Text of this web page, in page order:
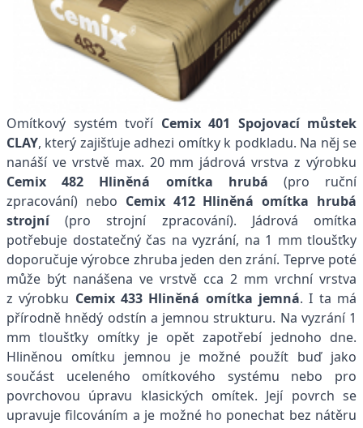
Omítkový systém tvoří Cemix 401 Spojovací můstek
CLAY, který zajišťuje adhezi omítky k podkladu. Na něj se
nanáší ve vrstvě max. 20 mm jádrová vrstva z výrobku
Cemix 482 Hliněná omítka hrubá (pro ruční
zpracování) nebo Cemix 412 Hliněná omítka hrubá
strojní(pro strojní zpracování). Jádrová omítka
potřebuje dostatečný čas na vyzrání, na 1 mm tloušťky
doporučuje výrobce zhruba jeden den zrání. Teprve poté
může být nanášena ve vrstvě cca 2 mm vrchní vrstva
z výrobku Cemix 433 Hliněná omítka jemná. I ta má
přírodně hnědý odstín a jemnou strukturu. Na vyzrání 1
mm tloušťky omítky je opět zapotřebí jednoho dne.
Hliněnou omítku jemnou je možné použít buď jako
součást uceleného omítkového systému nebo pro
povrchovou úpravu klasických omítek. Její povrch se
upravuje filcováním a je možné ho ponechat bez nátěru